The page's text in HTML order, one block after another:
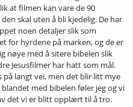
at filmen kan vare de 90
skal uten å bli kjedelig. De har
noen detaljer slik som
for hyrdene på marken, og de er
nøye med å sitere bibelen slik
Jesusfilmer har hatt som mål.
på langt vei, men det blir litt mye
med bibelen føler jeg og vi
det vi er blitt opplært til å tro.